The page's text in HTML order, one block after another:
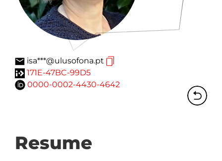
isa***@ulusofona.pt
171E-47BC-99D5
0000-0002-4430-4642
Resume